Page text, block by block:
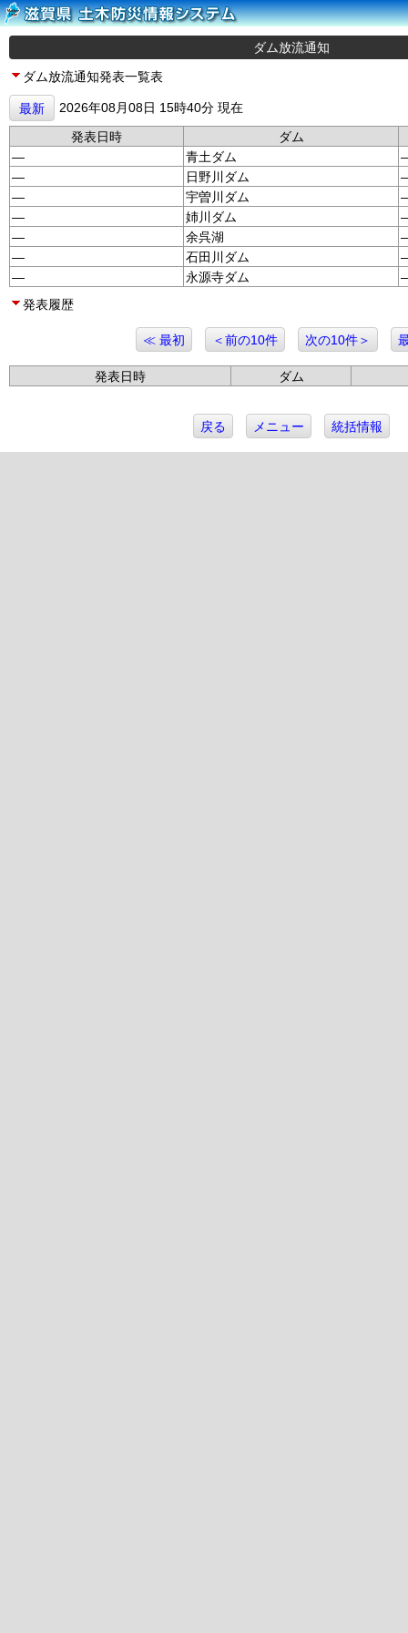
ダム放流通知
ダム放流通知発表一覧表
最新
2026年08月08日 15時40分 現在
発表日時
ダム
—
青土ダム
—
日野川ダム
—
宇曽川ダム
—
姉川ダム
—
余呉湖
—
石田川ダム
—
永源寺ダム
発表履歴
≪ 最初 ＜前の10件 次の10件＞
発表日時 ダム
戻る メニュー 統括情報